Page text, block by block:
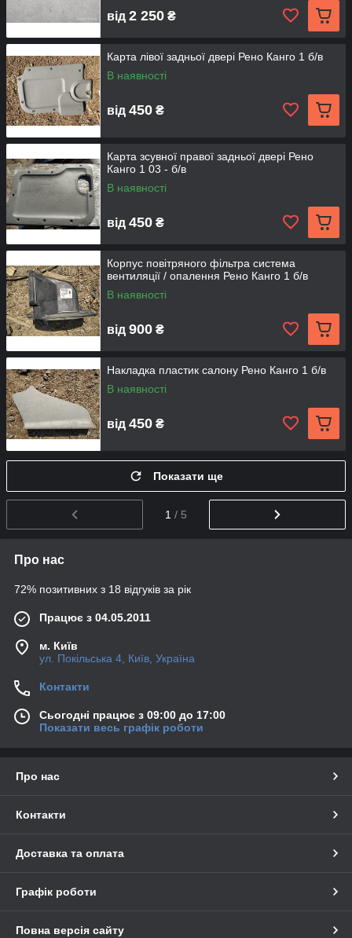
від 2 250 ₴
Карта лівої задньої двері Рено Канго 1 б/в
В наявності
від 450 ₴
Карта зсувної правої задньої двері Рено
Канго 1 03 - б/в
В наявності
від 450 ₴
Корпус повітряного фільтра система
вентиляції / опалення Рено Канго 1 б/в
В наявності
від 900 ₴
Накладка пластик салону Рено Канго 1 б/в
В наявності
від 450 ₴
Показати ще
1 / 5
Про нас
72% позитивних з 18 відгуків за рік
Працює з 04.05.2011
м. Київ
ул. Покільська 4, Київ, Україна
Контакти
Сьогодні працює з 09:00 до 17:00
Показати весь графік роботи
Про нас
Контакти
Доставка та оплата
Графік роботи
Повна версія сайту